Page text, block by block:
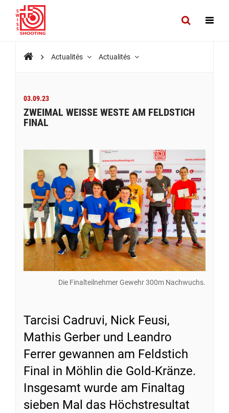
Actualités Actualités
03.09.23
ZWEIMAL WEISSE WESTE AM FELDSTICH
FINAL
Die Finalteilnehmer Gewehr 300m Nachwuchs.
Tarcisi Cadruvi, Nick Feusi,
Mathis Gerber und Leandro
Ferrer gewannen am Feldstich
Final in Möhlin die Gold-Kränze.
Insgesamt wurde am Finaltag
sieben Mal das Höchstresultat